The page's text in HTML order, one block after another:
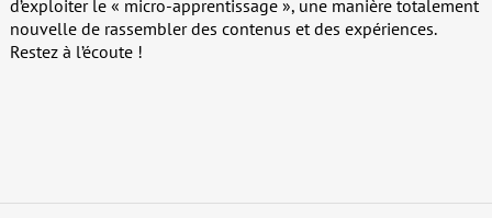
d’exploiter le « micro-apprentissage », une manière totalement
nouvelle de rassembler des contenus et des expériences.
Restez à l’écoute !